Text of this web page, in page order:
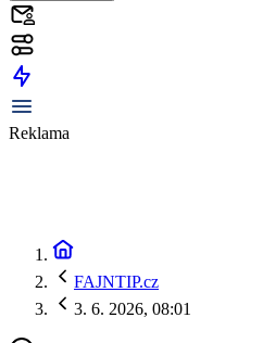
Reklama
FAJNTIP.cz
3. 6. 2026, 08:01